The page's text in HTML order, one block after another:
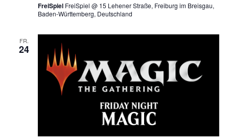
FreiSpiel FreiSpiel @ 15 Lehener Straße, Freiburg im Breisgau,
Baden-Württemberg, Deutschland
FR.
24